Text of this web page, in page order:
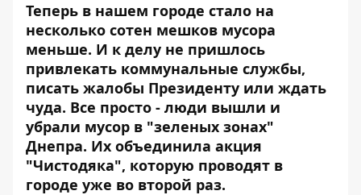
Теперь в нашем городе стало на
несколько сотен мешков мусора
меньше. И к делу не пришлось
привлекать коммунальные службы,
писать жалобы Президенту или ждать
чуда. Все просто - люди вышли и
убрали мусор в "зеленых зонах"
Днепра. Их объединила акция
"Чистодяка", которую проводят в
городе уже во второй раз.